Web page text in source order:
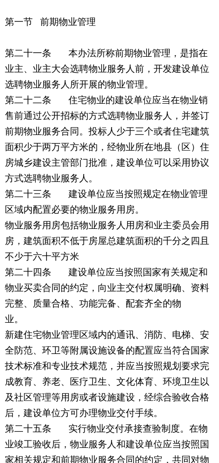
第一节 前期物业管理
第二十一条 本办法所称前期物业管理，是指在
业主、业主大会选聘物业服务人前，开发建设单位
选聘物业服务人所开展的物业管理。
第二十二条 住宅物业的建设单位应当在物业销
售前通过公开招标的方式选聘物业服务人，并签订
前期物业服务合同。投标人少于三个或者住宅建筑
面积少于两万平方米的，经物业所在地县（区）住
房城乡建设主管部门批准，建设单位可以采用协议
方式选聘物业服务人。
第二十三条 建设单位应当按照规定在物业管理
区域内配置必要的物业服务用房。
物业服务用房包括物业服务人用房和业主委员会用
房，建筑面积不低于房屋总建筑面积的千分之四且
不少于六十平方米
第二十四条 建设单位应当按照国家有关规定和
物业买卖合同的约定，向业主交付权属明确、资料
完整、质量合格、功能完备、配套齐全的物
业。
新建住宅物业管理区域内的通讯、消防、电梯、安
全防范、环卫等附属设施设备的配置应当符合国家
技术标准和专业技术规范，并应当按照规划要求完
成教育、养老、医疗卫生、文化体育、环境卫生以
及社区管理等用房或者设施建设，经综合验收合格
后，建设单位方可办理物业交付手续。
第二十五条 实行物业交付承接查验制度。在物
业竣工验收后，物业服务人和建设单位应当按照国
家相关规定和前期物业服务合同的约定，共同对物